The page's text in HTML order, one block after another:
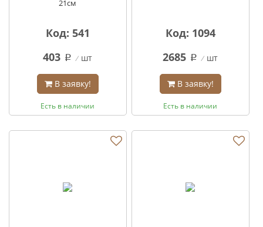
21см
Код: 541
403 q шт
В заявку!
Есть в наличии
Код: 1094
2685 q шт
В заявку!
Есть в наличии